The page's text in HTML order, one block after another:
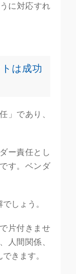
に対応すれ
は成功
」であり、
ー責任とし
す。ベンダ
しょう。
片付きませ
人間関係、
きます。